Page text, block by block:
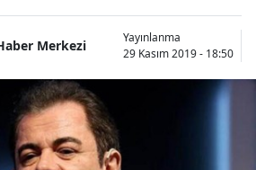
Merkezi
Yayınlanma
29 Kasım 2019 - 18:50